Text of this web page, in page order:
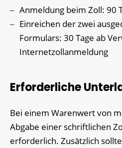
Anmeldung beim Zoll: 90
Einreichen der zwei
Formulars: 30 Tage ab
Internetzollanmeldung
Erforderliche
Bei einem Warenwert von
Abgabe einer schriftlichen
erforderlich. Zusätzlich